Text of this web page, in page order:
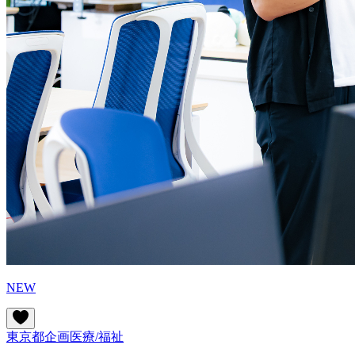
NEW
東京都企画医療/福祉